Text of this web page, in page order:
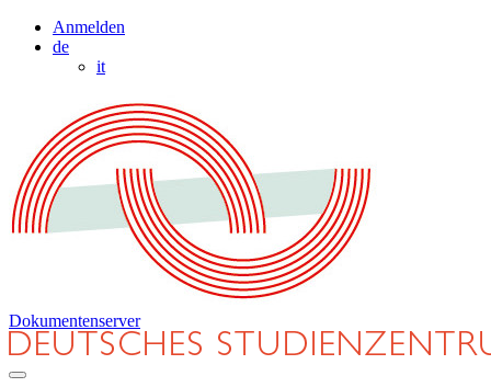
Anmelden
de
it
Dokumentenserver